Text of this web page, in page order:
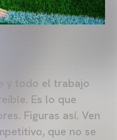
y todo el trabajo
Es lo que
Figuras así. Ven
que no se